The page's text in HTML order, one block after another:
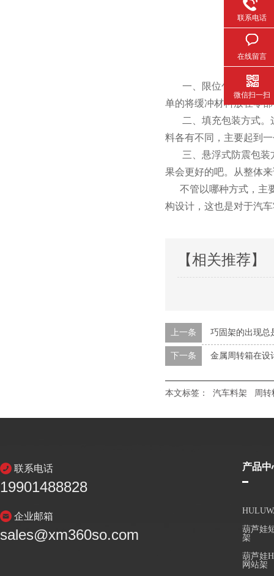
一、限位包装方式
单的将缓冲材料放在零部
二、填充包装方式
料各有不同，主要起到
三、悬浮式防震包装
果会更好的吧。从整体
不管以哪种方式，
构设计，这也是对于
【相关推荐】
上一条 巧固架的出现总
下一条 金属周转箱在设
本文标签： 汽车料架 周转
联系电话
19901488828
企业邮箱
sales@xm360so.com
产品中
葫芦娃
架
葫芦娃
网站架
联系电话
在线留言
微信扫一扫